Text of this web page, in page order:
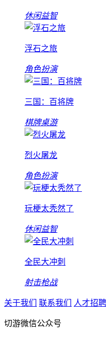
休闲益智
浮石之旅
角色扮演
三国：百将牌
棋牌桌游
烈火屠龙
角色扮演
玩梗太秃然了
休闲益智
全民大冲刺
射击枪战
关于我们 联系我们 人才招聘
切游微信公众号